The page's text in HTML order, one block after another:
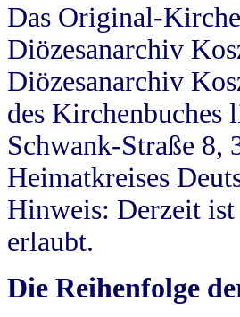
Das Original-
Diözesanarchiv
Diözesanarchiv
des Kirchenbuches
Schwank-Straße 8,
Heimatkreises
Hinweis: Derzeit ist
erlaubt.
Die Reihenfolge